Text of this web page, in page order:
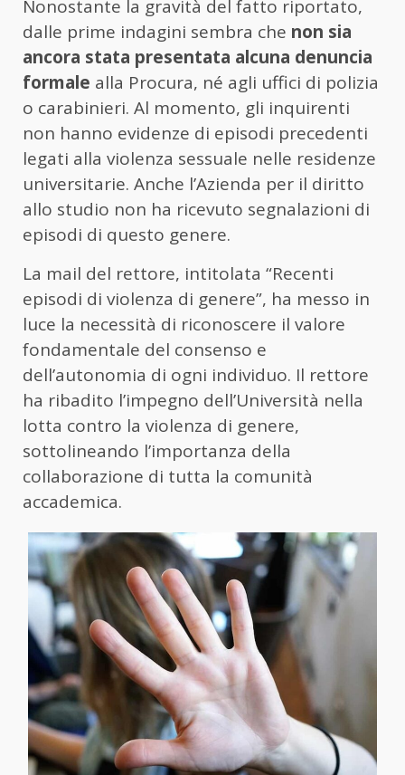
Nonostante la gravità del fatto riportato,
dalle prime indagini sembra che non sia
ancora stata presentata alcuna denuncia
formale alla Procura, né agli uffici di polizia
o carabinieri. Al momento, gli inquirenti
non hanno evidenze di episodi precedenti
legati alla violenza sessuale nelle residenze
universitarie. Anche l’Azienda per il diritto
allo studio non ha ricevuto segnalazioni di
episodi di questo genere.
La mail del rettore, intitolata “Recenti
episodi di violenza di genere”, ha messo in
luce la necessità di riconoscere il valore
fondamentale del consenso e
dell’autonomia di ogni individuo. Il rettore
ha ribadito l’impegno dell’Università nella
lotta contro la violenza di genere,
sottolineando l’importanza della
collaborazione di tutta la comunità
accademica.